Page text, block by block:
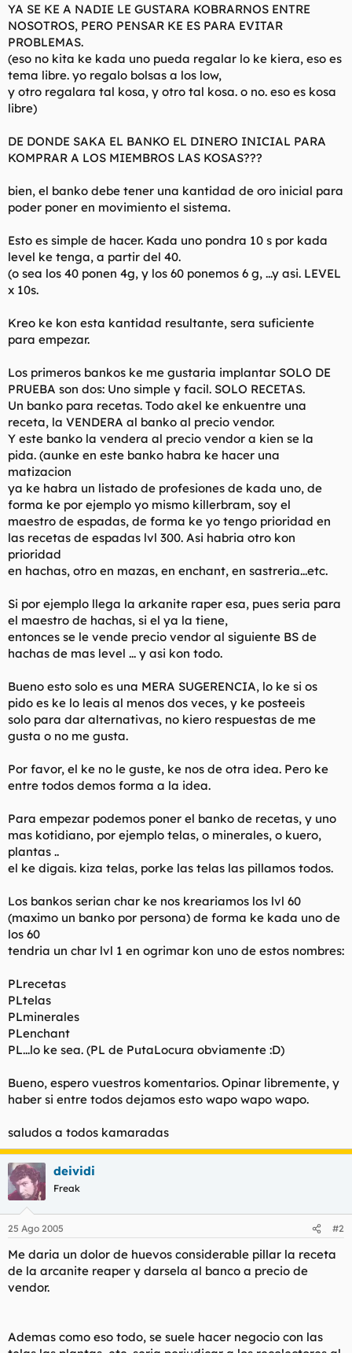
YA SE KE A NADIE LE GUSTARA KOBRARNOS ENTRE
NOSOTROS, PERO PENSAR KE ES PARA EVITAR
PROBLEMAS.
(eso no kita ke kada uno pueda regalar lo ke kiera, eso es
tema libre. yo regalo bolsas a los low,
y otro regalara tal kosa, y otro tal kosa. o no. eso es kosa
libre)
DE DONDE SAKA EL BANKO EL DINERO INICIAL PARA
KOMPRAR A LOS MIEMBROS LAS KOSAS???
bien, el banko debe tener una kantidad de oro inicial para
poder poner en movimiento el sistema.
Esto es simple de hacer. Kada uno pondra 10 s por kada
level ke tenga, a partir del 40.
(o sea los 40 ponen 4g, y los 60 ponemos 6 g, ...y asi. LEVEL
x 10s.
Kreo ke kon esta kantidad resultante, sera suficiente
para empezar.
Los primeros bankos ke me gustaria implantar SOLO DE
PRUEBA son dos: Uno simple y facil. SOLO RECETAS.
Un banko para recetas. Todo akel ke enkuentre una
receta, la VENDERA al banko al precio vendor.
Y este banko la vendera al precio vendor a kien se la
pida. (aunke en este banko habra ke hacer una
matizacion
ya ke habra un listado de profesiones de kada uno, de
forma ke por ejemplo yo mismo killerbram, soy el
maestro de espadas, de forma ke yo tengo prioridad en
las recetas de espadas lvl 300. Asi habria otro kon
prioridad
en hachas, otro en mazas, en enchant, en sastreria...etc.
Si por ejemplo llega la arkanite raper esa, pues seria para
el maestro de hachas, si el ya la tiene,
entonces se le vende precio vendor al siguiente BS de
hachas de mas level ... y asi kon todo.
Bueno esto solo es una MERA SUGERENCIA, lo ke si os
pido es ke lo leais al menos dos veces, y ke posteeis
solo para dar alternativas, no kiero respuestas de me
gusta o no me gusta.
Por favor, el ke no le guste, ke nos de otra idea. Pero ke
entre todos demos forma a la idea.
Para empezar podemos poner el banko de recetas, y uno
mas kotidiano, por ejemplo telas, o minerales, o kuero,
plantas ..
el ke digais. kiza telas, porke las telas las pillamos todos.
Los bankos serian char ke nos kreariamos los lvl 60
(maximo un banko por persona) de forma ke kada uno de
los 60
tendria un char lvl 1 en ogrimar kon uno de estos nombres:
PLrecetas
PLtelas
PLminerales
PLenchant
PL...lo ke sea. (PL de PutaLocura obviamente :D)
Bueno, espero vuestros komentarios. Opinar libremente, y
haber si entre todos dejamos esto wapo wapo wapo.
saludos a todos kamaradas
deividi
Freak
25 Ago 2005 #2
Me daria un dolor de huevos considerable pillar la receta
de la arcanite reaper y darsela al banco a precio de
vendor.
Ademas como eso todo, se suele hacer negocio con las